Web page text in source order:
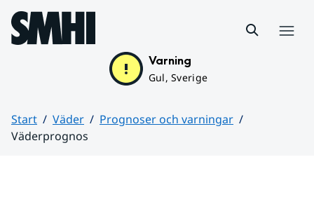
Hoppa till sidans innehåll
Varning
Gul, Sverige
Start Väder
Prognoser och varningar
Väderprognos